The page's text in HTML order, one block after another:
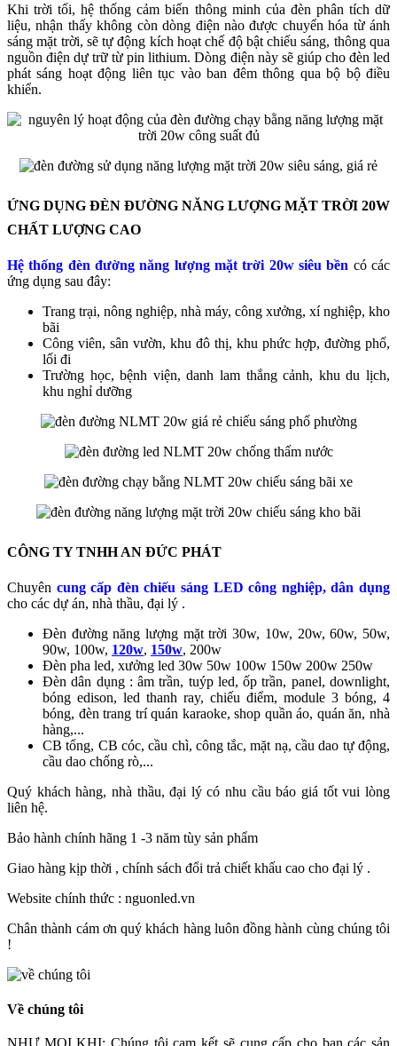
Khi trời tối, hệ thống cảm biến thông minh của đèn phân tích dữ
liệu, nhận thấy không còn dòng điện nào được chuyển hóa từ ánh
sáng mặt trời, sẽ tự động kích hoạt chế độ bật chiếu sáng, thông qua
nguồn điện dự trữ từ pin lithium. Dòng điện này sẽ giúp cho đèn led
phát sáng hoạt động liên tục vào ban đêm thông qua bộ bộ điều
khiển.
ỨNG DỤNG ĐÈN ĐƯỜNG NĂNG LƯỢNG MẶT TRỜI 20W
CHẤT LƯỢNG CAO
Hệ thống đèn đường năng lượng mặt trời 20w siêu bền có các
ứng dụng sau đây:
Trang trại, nông nghiệp, nhà máy, công xưởng, xí nghiệp, kho
bãi
Công viên, sân vườn, khu đô thị, khu phức hợp, đường phố,
lối đi
Trường học, bệnh viện, danh lam thắng cảnh, khu du lịch,
khu nghỉ dưỡng
CÔNG TY TNHH AN ĐỨC PHÁT
Chuyên cung cấp đèn chiếu sáng LED công nghiệp, dân dụng
cho các dự án, nhà thầu, đại lý .
Đèn đường năng lượng mặt trời 30w, 10w, 20w, 60w, 50w,
90w, 100w, 120w, 150w, 200w
Đèn pha led, xưởng led 30w 50w 100w 150w 200w 250w
Đèn dân dụng : âm trần, tuýp led, ốp trần, panel, downlight,
bóng edison, led thanh ray, chiếu điểm, module 3 bóng, 4
bóng, đèn trang trí quán karaoke, shop quần áo, quán ăn, nhà
hàng,...
CB tổng, CB cóc, cầu chì, công tắc, mặt nạ, cầu dao tự động,
cầu dao chống rò,...
Quý khách hàng, nhà thầu, đại lý có nhu cầu báo giá tốt vui lòng
liên hệ.
Bảo hành chính hãng 1 -3 năm tùy sản phẩm
Giao hàng kịp thời , chính sách đổi trả chiết khấu cao cho đại lý .
Website chính thức : nguonled.vn
Chân thành cám ơn quý khách hàng luôn đồng hành cùng chúng tôi
!
Về chúng tôi
NHƯ MỌI KHI: Chúng tôi cam kết sẽ cung cấp cho bạn các sản